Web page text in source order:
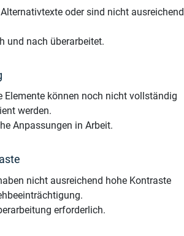
oder sind nicht ausreichend
und nach überarbeitet.
Elemente können noch nicht vollständig
werden.
Anpassungen in Arbeit.
nicht ausreichend hohe Kontraste
erforderlich.